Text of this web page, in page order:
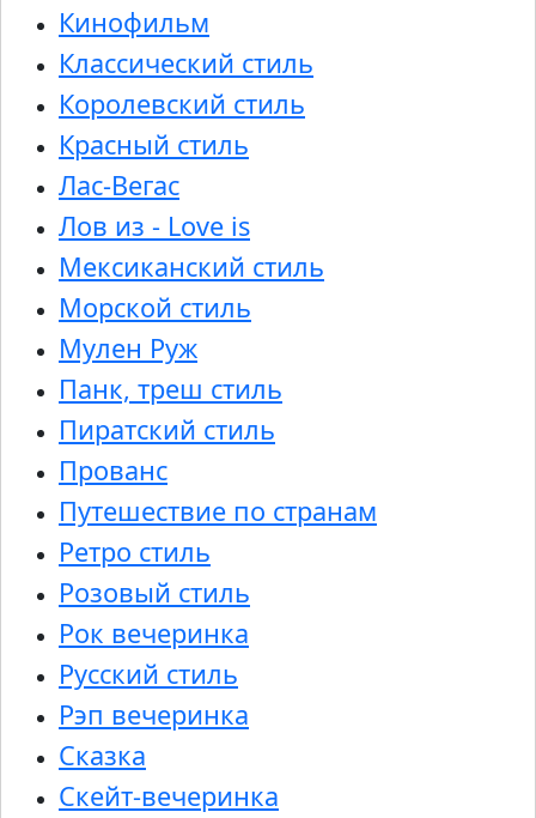
Кинофильм
Классический стиль
Королевский стиль
Красный стиль
Лас-Вегас
Лов из - Love is
Мексиканский стиль
Морской стиль
Мулен Руж
Панк, треш стиль
Пиратский стиль
Прованс
Путешествие по странам
Ретро стиль
Розовый стиль
Рок вечеринка
Русский стиль
Рэп вечеринка
Сказка
Скейт-вечеринка